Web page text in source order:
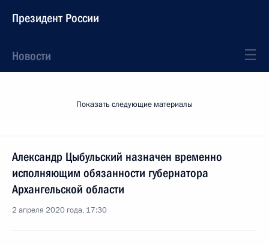
Президент России
Новости
Показать следующие материалы
Александр Цыбульский назначен временно
исполняющим обязанности губернатора
Архангельской области
2 апреля 2020 года, 17:30